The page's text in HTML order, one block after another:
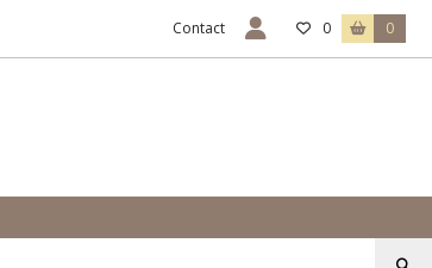
Contact 0 0